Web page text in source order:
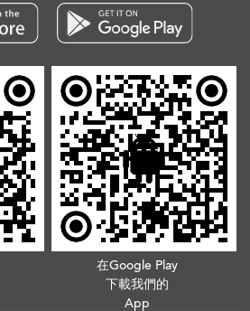
在Google Play
下載我們的
App